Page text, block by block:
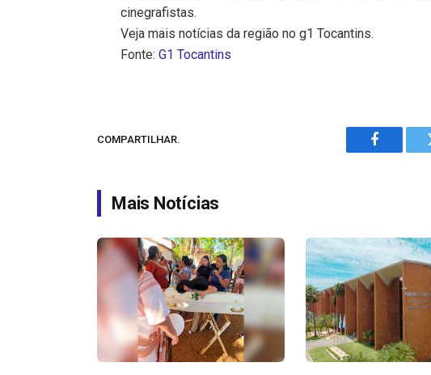
cinegrafistas.
Veja mais notícias da região no g1 Tocantins.
Fonte:G1 Tocantins
COMPARTILHAR.
Facebook
Mais Notícias